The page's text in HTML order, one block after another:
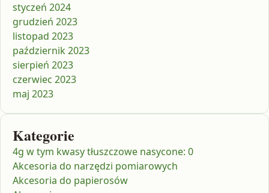
styczeń 2024
grudzień 2023
listopad 2023
październik 2023
sierpień 2023
czerwiec 2023
maj 2023
Kategorie
4g w tym kwasy tłuszczowe nasycone: 0
Akcesoria do narzędzi pomiarowych
Akcesoria do papierosów